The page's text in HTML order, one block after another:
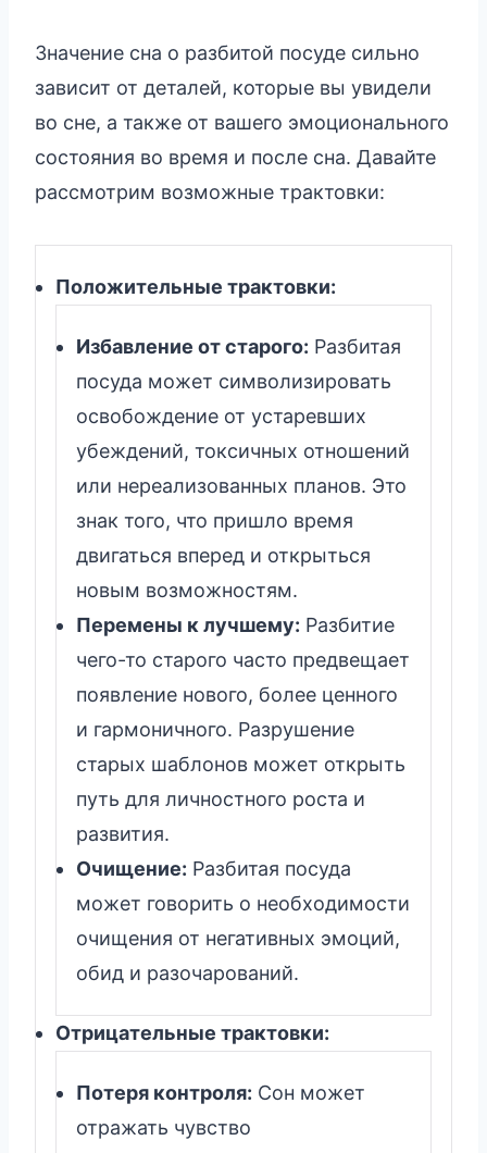
Значение сна о разбитой посуде сильно
зависит от деталей, которые вы увидели
во сне, а также от вашего эмоционального
состояния во время и после сна. Давайте
рассмотрим возможные трактовки:
Положительные трактовки:
Избавление от старого: Разбитая
посуда может символизировать
освобождение от устаревших
убеждений, токсичных отношений
или нереализованных планов. Это
знак того, что пришло время
двигаться вперед и открыться
новым возможностям.
Перемены к лучшему: Разбитие
чего-то старого часто предвещает
появление нового, более ценного
и гармоничного. Разрушение
старых шаблонов может открыть
путь для личностного роста и
развития.
Очищение: Разбитая посуда
может говорить о необходимости
очищения от негативных эмоций,
обид и разочарований.
Отрицательные трактовки:
Потеря контроля: Сон может
отражать чувство